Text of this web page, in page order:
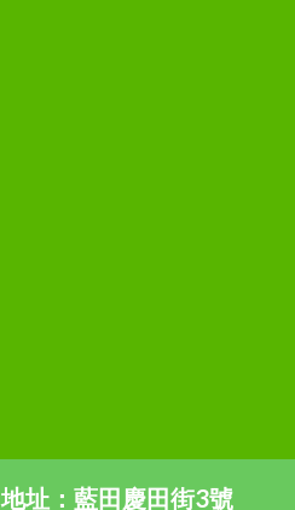
地址：藍田慶田街3號